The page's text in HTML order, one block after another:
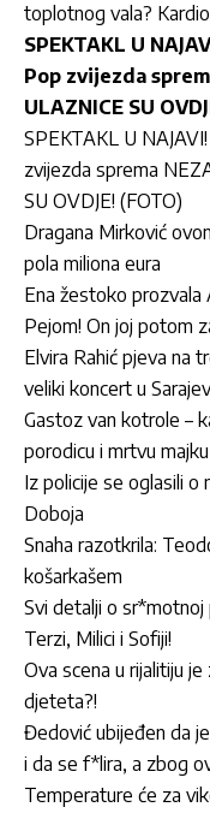
toplotnog vala?
SPEKTAKL U
Pop zvijezda
ULAZNICE SU
SPEKTAKL U
zvijezda sprema
SU OVDJE! (FOTO)
Dragana Mirković
pola miliona eura
Ena žestoko
Pejom! On joj potom
Elvira Rahić pjeva na
veliki koncert u
Gastoz van kotrole –
porodicu i mrtvu
Iz policije se oglasili o
Doboja
Snaha razotkrila:
košarkašem
Svi detalji o
Terzi, Milici i Sofiji!
Ova scena u rijalitiju
djeteta?!
Đedović ubijeđen da
i da se f*lira, a zbog
Temperature će za